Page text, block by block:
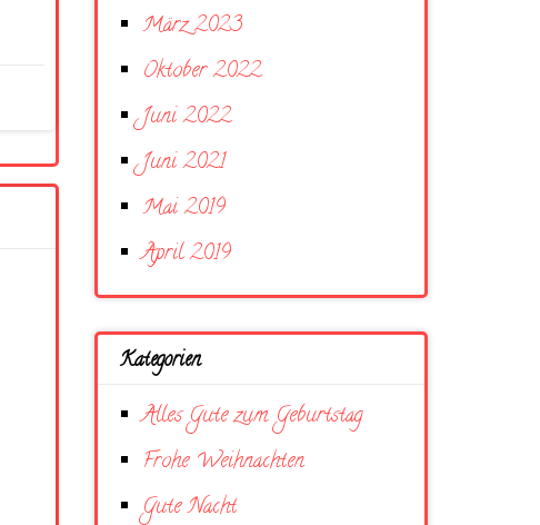
März 2023
Oktober 2022
Juni 2022
Juni 2021
Mai 2019
April 2019
Kategorien
Alles Gute zum Geburtstag
Frohe Weihnachten
Gute Nacht